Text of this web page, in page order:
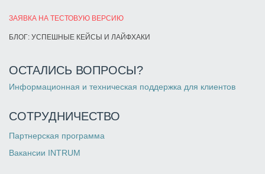
ЗАЯВКА НА ТЕСТОВУЮ ВЕРСИЮ
БЛОГ: УСПЕШНЫЕ КЕЙСЫ И ЛАЙФХАКИ
ОСТАЛИСЬ ВОПРОСЫ?
Информационная и техническая поддержка для клиентов
СОТРУДНИЧЕСТВО
Партнерская программа
Вакансии INTRUM